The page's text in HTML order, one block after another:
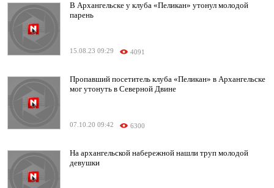
В Архангельске у клуба «Пеликан» утонул молодой
парень
15.08.23 09:29 4091
Пропавший посетитель клуба «Пеликан» в Архангельске
мог утонуть в Северной Двине
07.10.20 09:42 6300
На архангельской набережной нашли труп молодой
девушки